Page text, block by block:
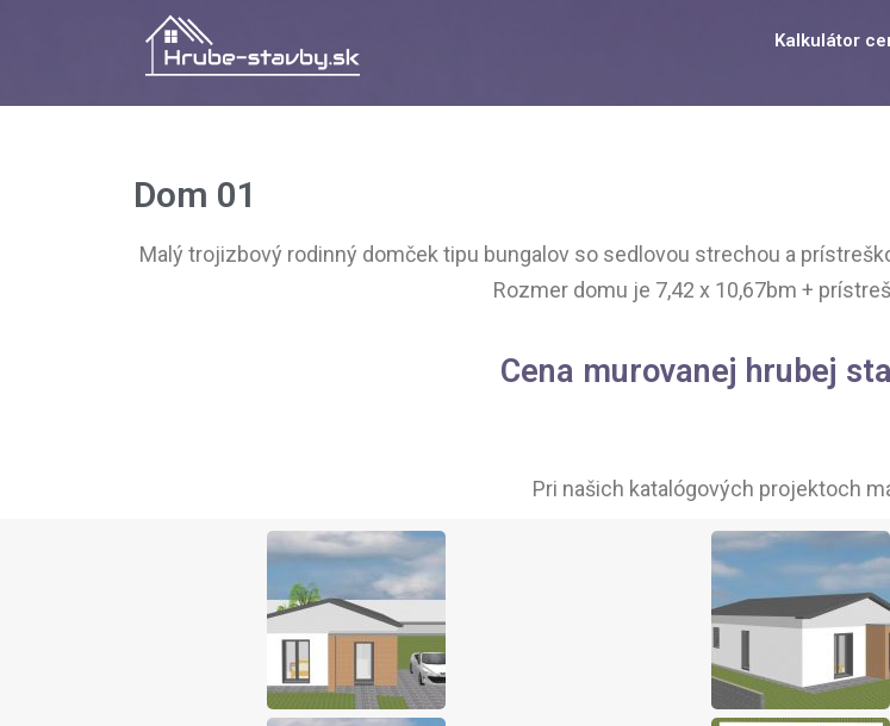
Kalkulátor
Dom 01
Malý trojizbový rodinný domček tipu bungalov so sedlovou strechou a
Rozmer domu je 7,42 x 10,67bm +
Cena murovanej hrubej
Pri našich katalógových projektoch